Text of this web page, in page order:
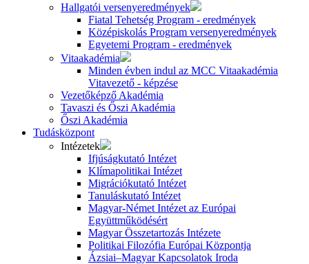
Hallgatói versenyeredmények
Fiatal Tehetség Program - eredmények
Középiskolás Program versenyeredmények
Egyetemi Program - eredmények
Vitaakadémia
Minden évben indul az MCC Vitaakadémia
Vitavezető - képzése
Vezetőképző Akadémia
Tavaszi és Őszi Akadémia
Őszi Akadémia
Tudásközpont
Intézetek
Ifjúságkutató Intézet
Klímapolitikai Intézet
Migrációkutató Intézet
Tanuláskutató Intézet
Magyar-Német Intézet az Európai
Együttműködésért
Magyar Összetartozás Intézete
Politikai Filozófia Európai Központja
Ázsiai–Magyar Kapcsolatok Iroda